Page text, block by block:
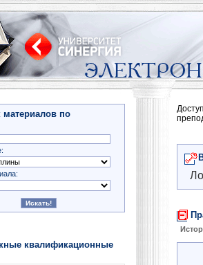
материалов по
квалификационные